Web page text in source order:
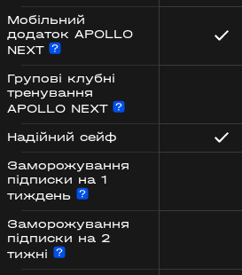
Мобільний
додаток APOLLO
NEXT
Групові клубні
тренування
APOLLO NEXT
Надійний сейф
Заморожування
підписки на 1
тиждень
Заморожування
підписки на 2
тижні